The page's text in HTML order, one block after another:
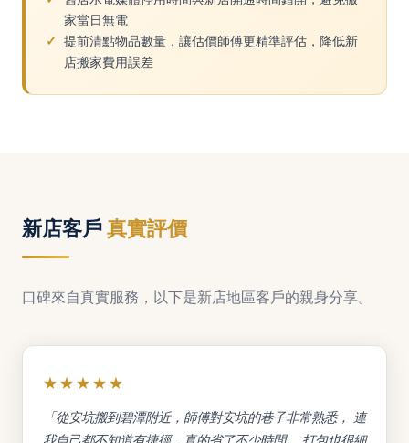
家當日無電
提前清點物品數量，讓估價師傅更精準評估，降低新
店搬家費用誤差
新店客戶真實評價
口碑來自真實服務，以下是新店地區客戶的親身分享。
★★★★★
「從安坑搬到碧潭附近，師傅對安坑的巷子非常熟悉， 連
我自己都不知道有捷徑，真的省了不少時間。 打包也很細